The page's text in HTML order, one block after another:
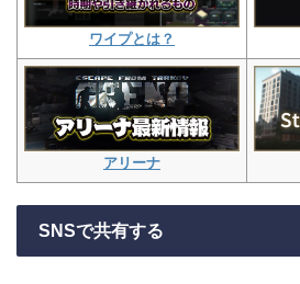
ワイプとは？
アリーナ
SNSで共有する